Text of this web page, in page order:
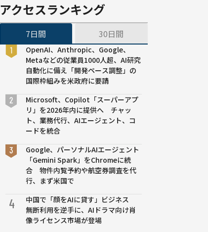
アクセスランキング
7日間 30日間
OpenAI、Anthropic、Google、
Metaなどの従業員1000人超、AI研究
自動化に備え「開発ペース調整」の
国際枠組みを米政府に要請
Microsoft、Copilot「スーパーアプ
リ」を2026年内に提供へ チャッ
ト、業務代行、AIエージェント、コ
ードを統合
Google、パーソナルAIエージェント
「Gemini Spark」をChromeに統
合 物件内覧予約や航空券調査を代
行、まず米国で
4
中国で「顔をAIに貸す」ビジネス
無断利用を逆手に、AIドラマ向け肖
像ライセンス市場が登場